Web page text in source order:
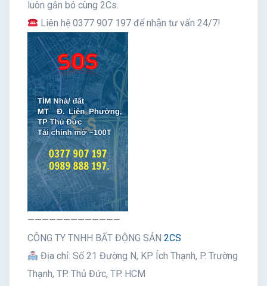
luôn gắn bó cùng 2Cs.
Liên hệ 0377 907 197 để nhận tư vấn 24/7!
—————————————
CÔNG TY TNHH BẤT ĐỘNG SẢN 2CS
Địa chỉ: Số 21 Đường N, KP Ích Thạnh, P. Trường
Thạnh, TP. Thủ Đức, TP. HCM